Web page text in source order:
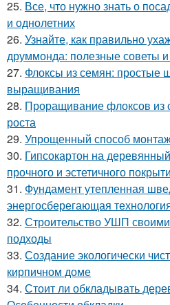
25. Все, что нужно знать о
и однолетних
26. Узнайте, как правильно
друммонда: полезные советы и
27. Флоксы из семян: простые
выращивания
28. Проращивание флоксов из
роста
29. Упрощенный способ
30. Гипсокартон на
прочного и эстетичного
31. Фундамент утепленная
энергосберегающая
32. Строительство УШП
подходы
33. Создание экологически
кирпичном доме
34. Стоит ли обкладывать